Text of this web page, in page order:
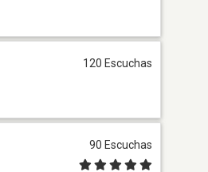
120 Escuchas
90 Escuchas